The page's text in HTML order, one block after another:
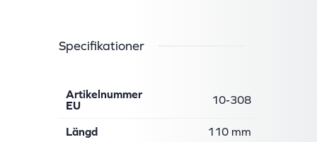
Specifikationer
Artikelnummer
EU
10-308
Längd 110 mm